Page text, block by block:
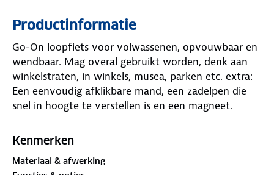
Productinformatie
Go-On loopfiets voor volwassenen, opvouwbaar en
wendbaar. Mag overal gebruikt worden, denk aan
winkelstraten, in winkels, musea, parken etc. extra:
Een eenvoudig afklikbare mand, een zadelpen die
snel in hoogte te verstellen is en een magneet.
Kenmerken
Materiaal & afwerking